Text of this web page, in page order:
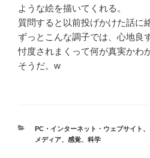
ような絵を描いてくれる。
質問すると以前投げかけた話に
ずっとこんな調子では、心地良
忖度されまくって何が真実かわ
そうだ。w
カ
テ
PC・インターネット・ウェブサイト 、
メディア、 感覚、 科学